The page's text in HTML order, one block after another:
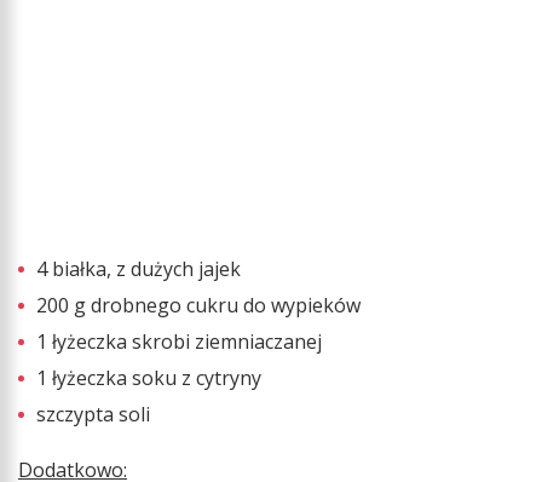
4 białka, z dużych jajek
200 g drobnego cukru do wypieków
1 łyżeczka skrobi ziemniaczanej
1 łyżeczka soku z cytryny
szczypta soli
Dodatkowo: